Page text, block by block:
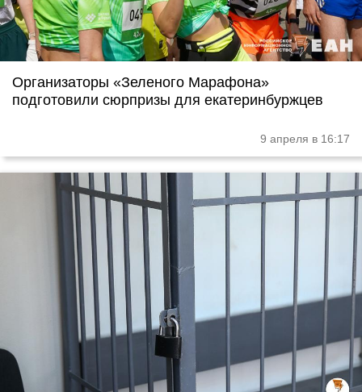
Организаторы «Зеленого Марафона»
подготовили сюрпризы для екатеринбуржцев
9 апреля в 16:17